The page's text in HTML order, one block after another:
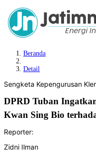
Beranda
Detail
Sengketa Kepengurusan
DPRD Tuban
Kwan Sing Bio
Reporter:
Zidni Ilman